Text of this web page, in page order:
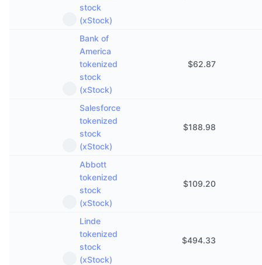
stock
(xStock)
Bank of
America
tokenized
stock
(xStock)
$62.87
Salesforce
tokenized
stock
(xStock)
$188.98
Abbott
tokenized
stock
(xStock)
$109.20
Linde
tokenized
stock
(xStock)
$494.33